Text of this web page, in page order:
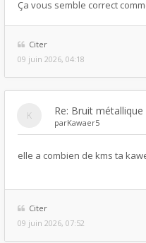
Ça vous semble correct
Citer
09 juin 2026, 04:18
Re: Bruit métallique
parKawaer5
elle a combien de kms ta
Citer
09 juin 2026, 07:52